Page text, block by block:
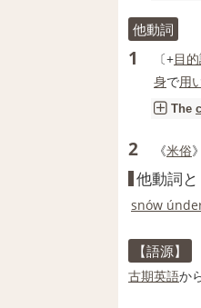
他動詞
1 〔+目
身で用
The
2 《米俗
他動詞
snów
【語源】
古期英語か